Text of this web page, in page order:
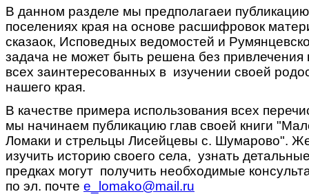
В данном разделе мы предполагаеи
поселениях края на основе расшифровок
сказаок, Исповедных ведомостей и
задача не может быть решена без
всех заинтересованных в изучении своей
нашего края.
В качестве примера использования всех
мы начинаем публикацию глав своей книги
Ломаки и стрельцы Лисейцевы с. Шумарово".
изучить историю своего села, узнать
предках могут получить необходимые
по эл. почте e_lomako@mail.ru